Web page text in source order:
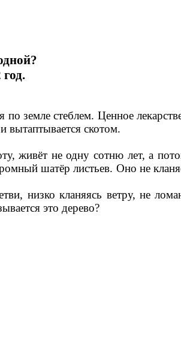
стеблем. Ценное
вытаптывается скотом.
живёт не одну сотню лет, а
шатёр листьев. Оно не
низко кланяясь ветру, не
это дерево?